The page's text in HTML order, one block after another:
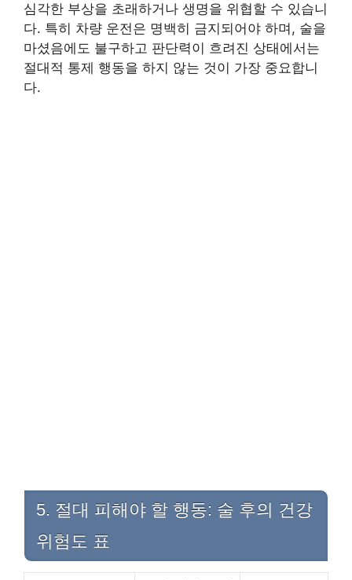
심각한 부상을 초래하거나 생명을 위협할 수 있습니
다. 특히 차량 운전은 명백히 금지되어야 하며, 술을
마셨음에도 불구하고 판단력이 흐려진 상태에서는
절대적 통제 행동을 하지 않는 것이 가장 중요합니
다.
5. 절대 피해야 할 행동: 술 후의 건강
위험도 표